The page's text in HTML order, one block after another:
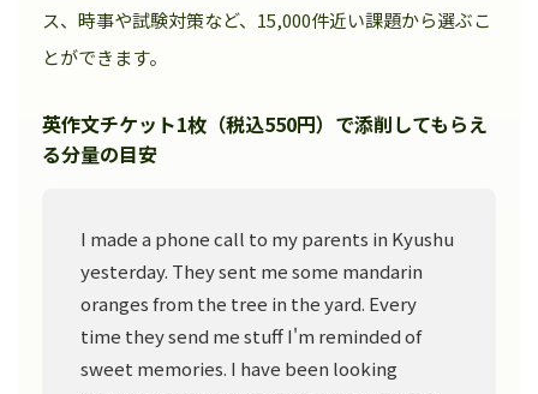
ス、時事や試験対策など、15,000件近い課題から選ぶこ
とができます。
英作文チケット1枚（税込550円）で添削してもらえ
る分量の目安
I made a phone call to my parents in Kyushu
yesterday. They sent me some mandarin
oranges from the tree in the yard. Every
time they send me stuff I'm reminded of
sweet memories. I have been looking